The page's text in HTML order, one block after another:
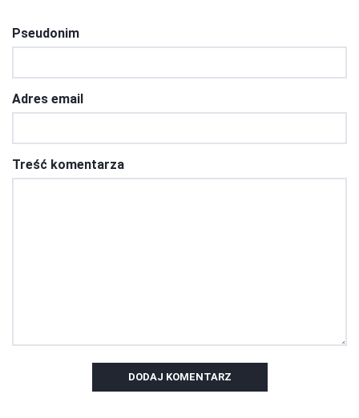
Pseudonim
Adres email
Treść komentarza
DODAJ KOMENTARZ